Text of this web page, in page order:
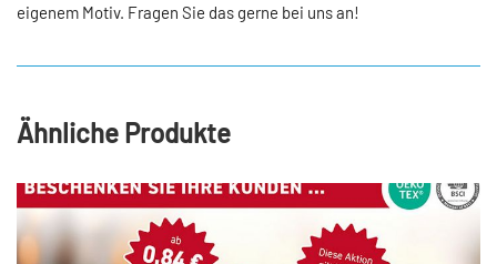
eigenem Motiv. Fragen Sie das gerne bei uns an!
Ähnliche Produkte